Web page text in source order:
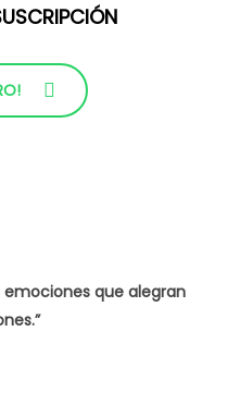
emociones que alegran